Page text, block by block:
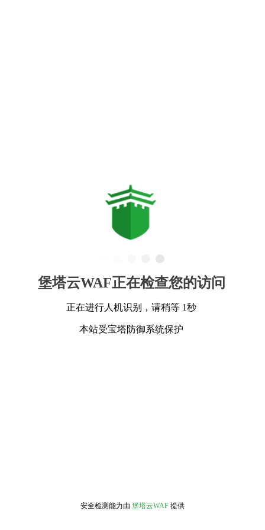
堡塔云WAF正在检查您的访问
正在进行人机识别，请稍等 1秒
本站受宝塔防御系统保护
安全检测能力由 堡塔云WAF 提供